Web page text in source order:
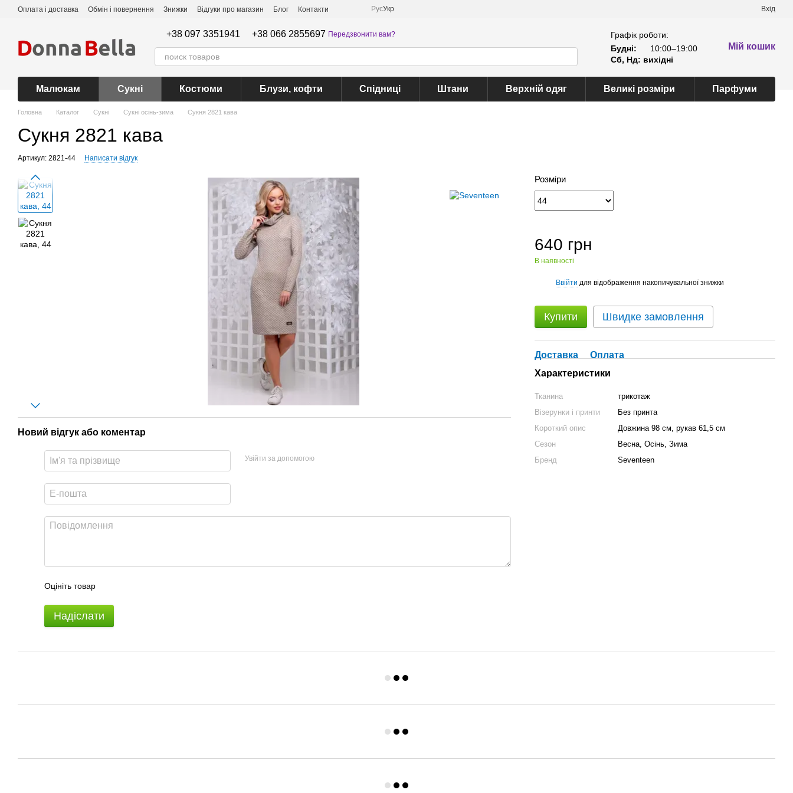
Перейти до основного контенту
Оплата і доставка Обмін і повернення Знижки Відгуки про магазин Блог Контакти РусУкр Вхід
+38 097 3351941 +38 066 2855697 Передзвонити вам?
Графік роботи:
Будні:
10:00–19:00
Сб, Нд: вихідні
Мій кошик
Малюкам Сукні Костюми Блузи, кофти Спідниці Штани Верхній одяг Великі розміри Парфуми
Головна Каталог Сукні Сукні осінь-зима Сукня 2821 кава
Сукня 2821 кава
Артикул: 2821-44 Написати відгук
Новий відгук або коментар
Увійти за допомогою
Оцініть товар
Надіслати
Розміри
640 грн
В наявності
Ввійти для відображення накопичувальної знижки
Купити Швидке замовлення
Доставка
Оплата
Характеристики
Тканина
трикотаж
Візерунки і принти
Без принта
Короткий опис
Довжина 98 см, рукав 61,5 см
Сезон
Весна, Осінь, Зима
Бренд
Seventeen